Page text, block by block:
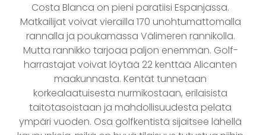
Costa Blanca on pieni paratiisi Espanjassa.
Matkailijat voivat vierailla 170 unohtumattomalla
rannalla ja poukamassa Välimeren rannikolla.
Mutta rannikko tarjoaa paljon enemmän. Golf-
harrastajat voivat löytää 22 kenttää Alicanten
maakunnasta. Kentät tunnetaan
korkealaatuisesta nurmikostaan, erilaisista
taitotasoistaan ja mahdollisuudesta pelata
ympäri vuoden. Osa golfkentistä sijaitsee lähellä